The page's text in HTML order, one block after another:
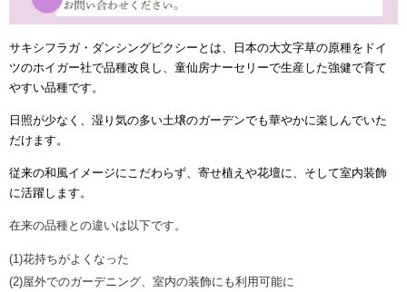
サキシフラガ・ダンシングピクシーとは、日本の大文字草の原種をドイ
ツのホイガー社で品種改良し、童仙房ナーセリーで生産した強健で育て
やすい品種です。
日照が少なく、湿り気の多い土壌のガーデンでも華やかに楽しんでいた
だけます。
従来の和風イメージにこだわらず、寄せ植えや花壇に、そして室内装飾
に活躍します。
在来の品種との違いは以下です。
(1)花持ちがよくなった
(2)屋外でのガーデニング、室内の装飾にも利用可能に